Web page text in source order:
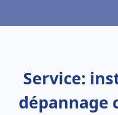
Service:
dépannage